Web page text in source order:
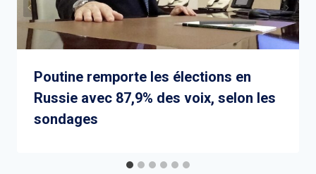
Poutine remporte les élections en
Russie avec 87,9% des voix, selon les
sondages